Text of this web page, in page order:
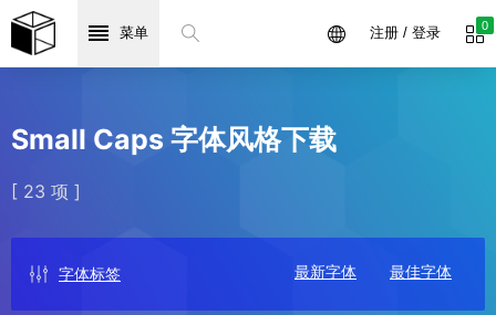
菜单 0
注册 / 登录
Small Caps 字体风格下载
[ 23 项 ]
字体标签 最新字体 最佳字体